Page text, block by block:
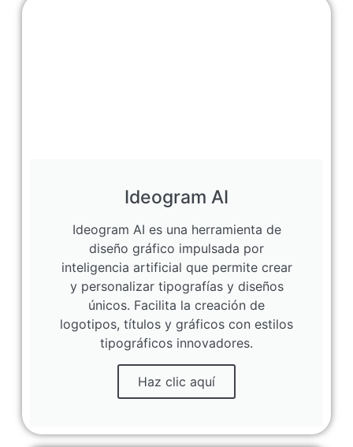
Ideogram AI
Ideogram AI es una herramienta de
diseño gráfico impulsada por
inteligencia artificial que permite crear
y personalizar tipografías y diseños
únicos. Facilita la creación de
logotipos, títulos y gráficos con estilos
tipográficos innovadores.
Haz clic aquí